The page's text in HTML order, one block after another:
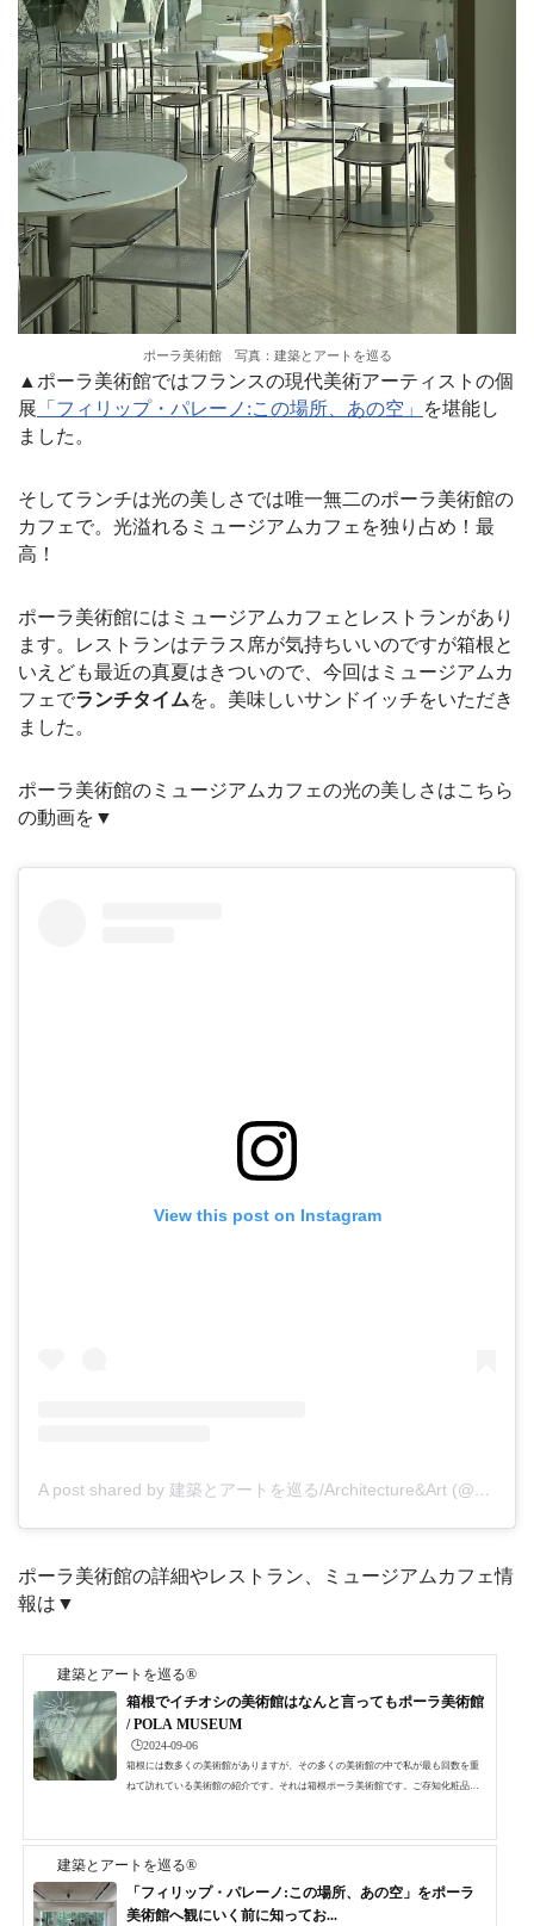
ポーラ美術館 写真：建築とアートを巡る
▲ポーラ美術館ではフランスの現代美術アーティストの個
展 「フィリップ・パレーノ:この場所、あの空」
を堪能し
ました。
そしてランチは光の美しさでは唯一無二のポーラ美術館の
カフェで。光溢れるミュージアムカフェを独り占め！最
高！
ポーラ美術館にはミュージアムカフェとレストランがあり
ます。レストランはテラス席が気持ちいいのですが箱根と
いえども最近の真夏はきついので、今回はミュージアムカ
フェでランチタイムを。美味しいサンドイッチをいただき
ました。
ポーラ美術館のミュージアムカフェの光の美しさはこちら
の動画を▼
View this post on Instagram
A post shared by 建築とアートを巡る/Architecture&Art (@_saaaaaoo_)
ポーラ美術館の詳細やレストラン、ミュージアムカフェ情
報は▼
建築とアートを巡る®
箱根でイチオシの美術館はなんと言ってもポーラ美術館
/ POLA MUSEUM
🕒️2024-09-06
箱根には数多くの美術館がありますが、その多くの美術館の中で私が最も回数を重
ねて訪れている美術館の紹介です。それは箱根ポーラ美術館です。ご存知化粧品メ
季折々豊かな自然を楽しむことができる遊歩道。その遊歩道散策の際には自然だけ
でなく点在するたくさんのアートを楽しむことができます。箱根に足を運んだなら
必ず訪れたい美術館のひとつです。 ポーラ美術館 / POLA ...
建築とアートを巡る®
「フィリップ・パレーノ:この場所、あの空」をポーラ
美術館へ観にいく前に知ってお...